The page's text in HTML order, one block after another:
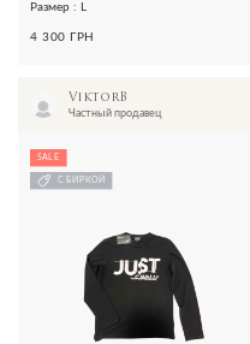
Размер : L
4 300 ГРН
ViktorB
Частный продавец
SALE
С БИРКОЙ